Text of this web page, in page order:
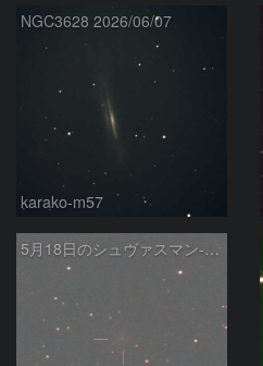
NGC3628 2026/06/07
karako-m57
5月18日のシュヴァスマン-ヴァハマン第1彗星（29P）